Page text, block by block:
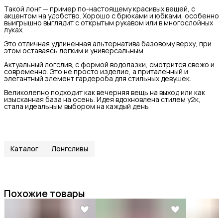
Такой лонг — пример по-настоящему красивых вещей, с
акцентом на удобство. Хорошо с брюками и юбками, особенно
выигрышно выглядит с открытым рукавом или в многослойных
луках.
Это отличная удлиненная альтернатива базовому верху, при
этом оставаясь легким и универсальным.
Актуальный логслив, с формой водолазки, смотрится свежо и
современно. Это не просто изделие, а приталенный и
элегантный элемент гардероба для стильных девушек.
Великолепно подходит как вечерняя вещь на выход или как
изысканная база на осень. Идея вдохновлена стилем у2к,
стала идеальным выбором на каждый день
Каталог Лонгсливы
Похожие товары